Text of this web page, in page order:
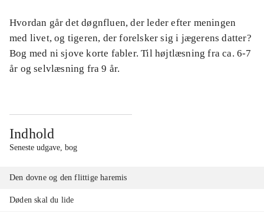
Hvordan går det døgnfluen, der leder efter meningen
med livet, og tigeren, der forelsker sig i jægerens datter?
Bog med ni sjove korte fabler. Til højtlæsning fra ca. 6-7
år og selvlæsning fra 9 år.
Indhold
Seneste udgave, bog
Den dovne og den flittige haremis
Døden skal du lide